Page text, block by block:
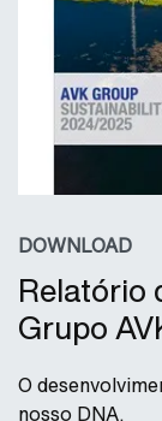
DOWNLOAD
Relatório
Grupo
O
nosso DNA.